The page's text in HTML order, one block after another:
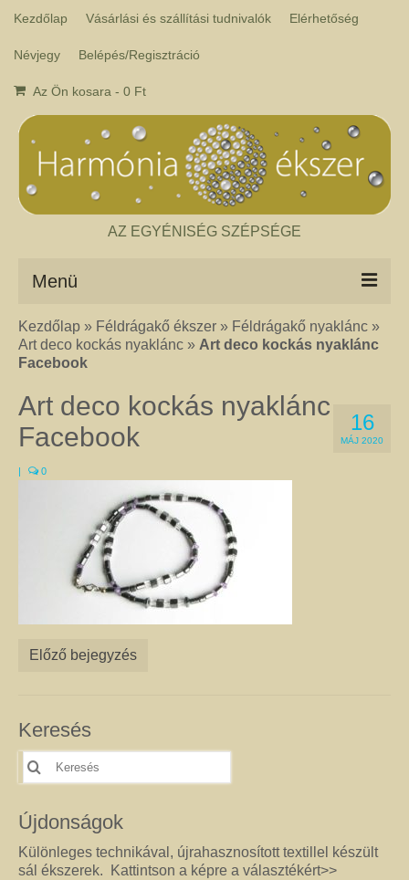
Kezdőlap Vásárlási és szállítási tudnivalók Elérhetőség
Névjegy Belépés/Regisztráció
Az Ön kosara - 0 Ft
AZ EGYÉNISÉG SZÉPSÉGE
Menü
Csakra ékszer
A kézműves csakra ékszer ásványai tulajdonképpen gyógyító kövek, amelyek
a népi hagyományok szerint segítik a csakrák harmónikus működését. Az
határozza meg, hogy melyik csakrához rendeljük. Így lehetséges az, hogy pl.
a Gyökércsakra harmonizálásához a gránátot és a vörös jáspist egyaránt
használják. Ugyanez a helyzet az Erőcsakrával, amelyre a megfigyelések
vannak kivételek, amikor az adott csakrához két különböző kő is kapcsolható.
Ilyen pl. a Szívcsakra, amelyhez a zöld aventurin épp olyan jó, mint a
rózsakvarc, a szeretet kristály. A csakrák leírását itt olvashatja.
Féldrágakő ékszer
Ezen az oldalon csak olyan egyedi kézműves féldrágakő ékszer található,
amelyet valódi ásványok, féldrágakövek, illetve kristályok felhasználásával
készítettem. Az ékszerek megalkotása során a színek és a formák
kombinációjával igyekeztem egyedi összhatást elérni.
különleges egyéniségével, és még a legegyszerűbb ruhát is feldobják. Az
ékszereimet szettben viselni, mert így még jobban tud érvényesülni
szépségük, egyediségük és gyógyító hatásuk. Az szett elemeit az egyes
termékoldalakon, az oldalak alján található kapcsolódó termékek között
féldrágakő ékszer olyan különleges és értékes ajándék lehet, amely “nem
köszön vissza az utcán”. Szerette egyéniségéhez, stílusához és az általa
kedvelt színekhez illő egyedi vagy kis szériás Harmónia ékszer garantáltan
Kezdőlap » Féldrágakő ékszer » Féldrágakő nyaklánc »
Art deco kockás nyaklánc » Art deco kockás nyaklánc
Facebook
16
MÁJ 2020
Art deco kockás nyaklánc
Facebook
0
Előző bejegyzés
Keresés
Keresés
erre:
Újdonságok
Különleges technikával, újrahasznosított textillel készült
sál ékszerek. Kattintson a képre a választékért>>